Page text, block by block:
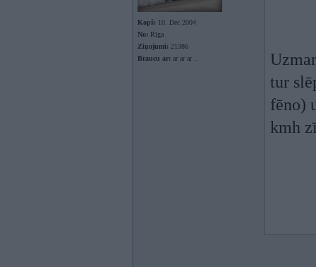
Kopš: 10. Dec 2004
No: Rīga
Ziņojumi: 21386
Braucu ar: ar ar ar ..
tur
fēno)
kmh